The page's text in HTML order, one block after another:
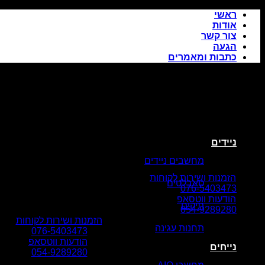
Skip
content
ראשי
אודות
צור קשר
הגעה
כתבות ומאמרים
הזמנות ושירות לקוחות
076-5403473
הודעות ווטסאפ
054-9289280
הזמנות ושירות לקוחות
076-5403473
הודעות ווטסאפ
054-9289280
ניידים
מחשבים ניידים
טאבלטים
תיקים
תחנות עגינה
נייחים